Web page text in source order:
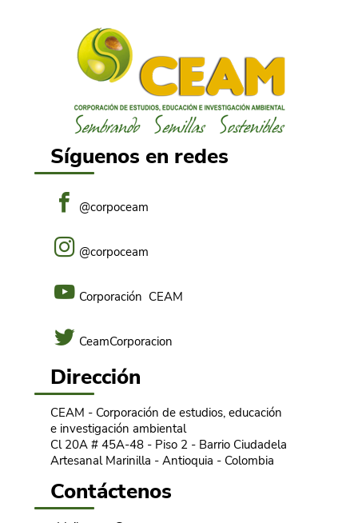
Síguenos en redes
@corpoceam
@corpoceam
Corporación CEAM
CeamCorporacion
Dirección
CEAM - Corporación de estudios, educación
e investigación ambiental
Cl 20A # 45A-48 - Piso 2 - Barrio Ciudadela
Artesanal Marinilla - Antioquia - Colombia
Contáctenos